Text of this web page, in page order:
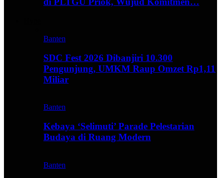
Banten
SDC Fest 2026 Dibanjiri 10.300
Pengunjung, UMKM Raup Omzet Rp1,11
Miliar
Banten
Kebaya ‘Selimuti’ Parade Pelestarian
Budaya di Ruang Modern
Banten